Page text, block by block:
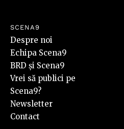
SCENA9
Despre noi
Echipa Scena9
BRD și Scena9
Vrei să publici pe
Scena9?
Newsletter
Contact